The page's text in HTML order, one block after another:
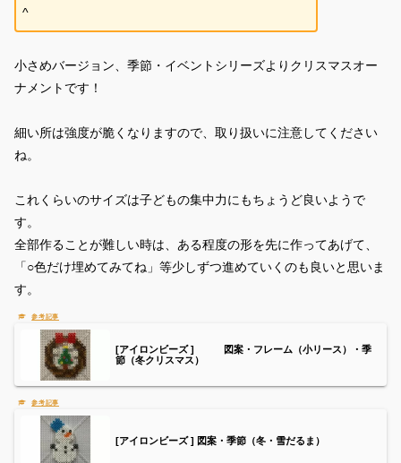
^
小さめバージョン、季節・イベントシリーズよりクリスマスオー
ナメントです！
細い所は強度が脆くなりますので、取り扱いに注意してください
ね。
これくらいのサイズは子どもの集中力にもちょうど良いようで
す。
全部作ることが難しい時は、ある程度の形を先に作ってあげて、
「○色だけ埋めてみてね」等少しずつ進めていくのも良いと思いま
す。
[アイロンビーズ ] 図案・フレーム（小リース）・季
節（冬クリスマス）
[アイロンビーズ ] 図案・季節（冬・雪だるま）